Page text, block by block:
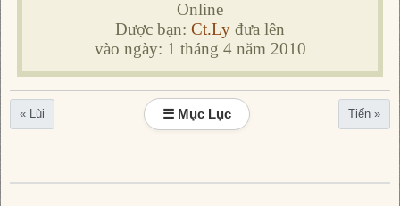
Online
Được bạn: Ct.Ly đưa lên
vào ngày: 1 tháng 4 năm 2010
« Lùi ☰ Mục Lục Tiến »